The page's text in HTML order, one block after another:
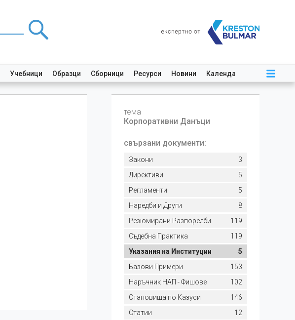
Учебници Образци Сборници Ресурси Новини Календар
тема
Корпоративни Данъци
свързани документи:
Закони
3
Директиви
5
Регламенти
5
Наредби и Други
8
Резюмирани Разпоредби
119
Съдебна Практика
119
Указания на Институции
5
Базови Примери
153
Наръчник НАП - Фишове
102
Становища по Казуси
146
Статии
12